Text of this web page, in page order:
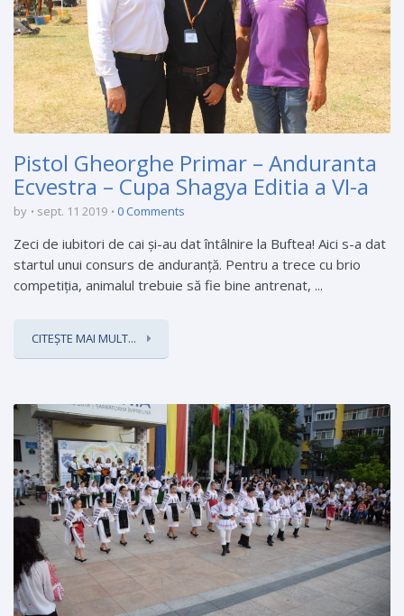
Pistol Gheorghe Primar – Anduranta
Ecvestra – Cupa Shagya Editia a VI-a
by sept. 11 2019 0 Comments
Zeci de iubitori de cai şi-au dat întâlnire la Buftea! Aici s-a dat
startul unui consurs de anduranţă. Pentru a trece cu brio
competiţia, animalul trebuie să fie bine antrenat, ...
CITEȘTE MAI MULT...